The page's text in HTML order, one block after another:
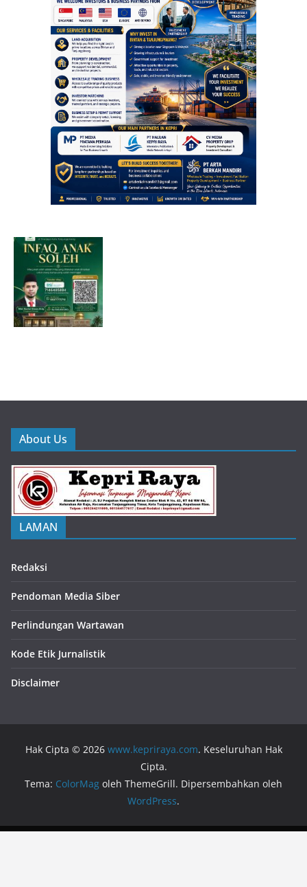
About Us
LAMAN
Redaksi
Pendoman Media Siber
Perlindungan Wartawan
Kode Etik Jurnalistik
Disclaimer
Hak Cipta © 2026 www.kepriraya.com. Keseluruhan Hak
Cipta.
Tema: ColorMag oleh ThemeGrill. Dipersembahkan oleh
WordPress.